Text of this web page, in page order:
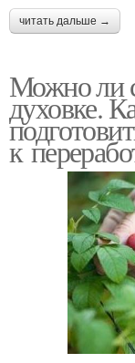
читать дальше →
Можно ли
духовке.
к